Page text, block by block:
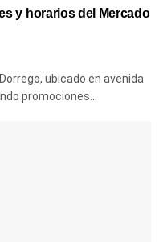
y horarios del Mercado
ubicado en avenida
promociones...